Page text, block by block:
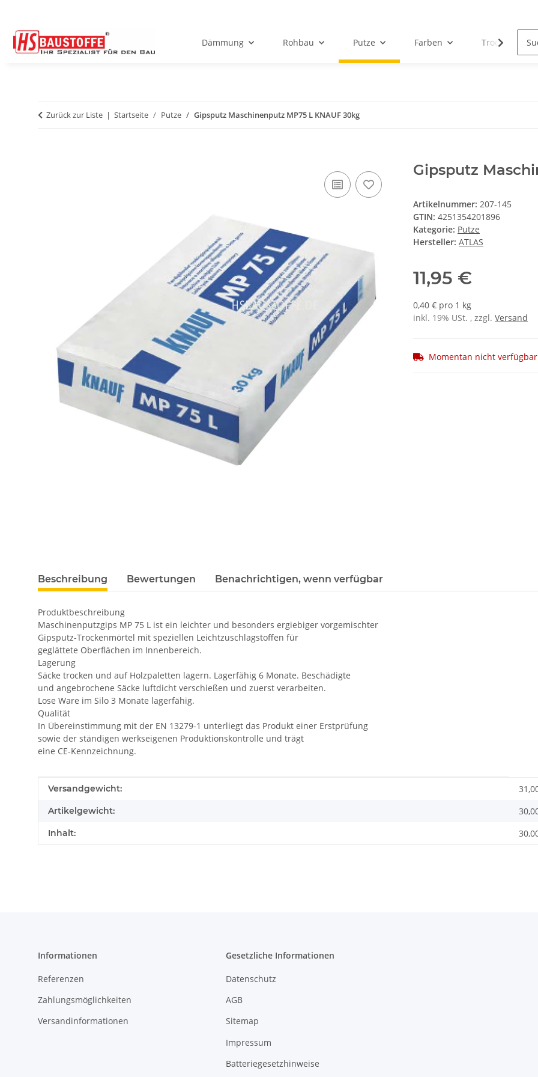
Dämmung Rohbau Putze Farben Trockenbau
Zurück zur Liste Startseite Putze Gipsputz Maschinenputz MP75 L KNAUF 30kg
Gipsputz
Artikelnummer: 207-145
GTIN: 4251354201896
Kategorie: Putze
Hersteller: ATLAS
11,95 €
0,40 € pro 1 kg
inkl. 19% USt. , zzgl. Versand
Momentan nicht verfügbar
Beschreibung Bewertungen Benachrichtigen, wenn verfügbar
Produktbeschreibung
Maschinenputzgips MP 75 L ist ein leichter und besonders ergiebiger vorgemischter
Gipsputz-Trockenmörtel mit speziellen Leichtzuschlagstoffen für
geglättete Oberflächen im Innenbereich.
Lagerung
Säcke trocken und auf Holzpaletten lagern. Lagerfähig 6 Monate. Beschädigte
und angebrochene Säcke luftdicht verschießen und zuerst verarbeiten.
Lose Ware im Silo 3 Monate lagerfähig.
Qualität
In Übereinstimmung mit der EN 13279-1 unterliegt das Produkt einer Erstprüfung
sowie der ständigen werkseigenen Produktionskontrolle und trägt
eine CE-Kennzeichnung.
Produkteigenschaft
Wert
Versandgewicht:
Artikelgewicht:
Inhalt:
Informationen
Referenzen
Zahlungsmöglichkeiten
Versandinformationen
Gesetzliche Informationen
Datenschutz
AGB
Sitemap
Impressum
Batteriegesetzhinweise